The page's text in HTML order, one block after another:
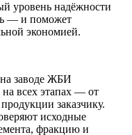
уровень надёжности
— и поможет
экономией.
заводе ЖБИ
всех этапах — от
заказчику.
исходные
фракцию и